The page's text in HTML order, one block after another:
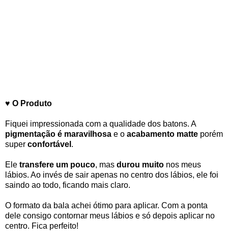
♥ O Produto
Fiquei impressionada com a qualidade dos batons. A
pigmentação é maravilhosa e o acabamento matte porém
super confortável .
Ele transfere um pouco, mas durou muito nos meus
lábios. Ao invés de sair apenas no centro dos lábios, ele foi
saindo ao todo, ficando mais claro.
O formato da bala achei ótimo para aplicar. Com a ponta
dele consigo contornar meus lábios e só depois aplicar no
centro. Fica perfeito!